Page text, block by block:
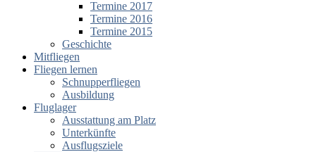
Termine 2017
Termine 2016
Termine 2015
Geschichte
Mitfliegen
Fliegen lernen
Schnupperfliegen
Ausbildung
Fluglager
Ausstattung am Platz
Unterkünfte
Ausflugsziele